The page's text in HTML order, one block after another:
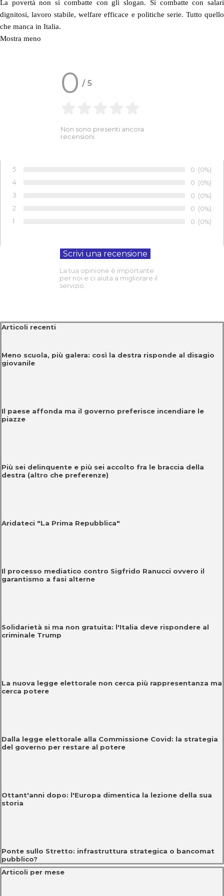
La povertà non si combatte con gli slogan. Si combatte con salari
dignitosi, lavoro stabile, welfare efficace e politiche serie. Tutto quello
che manca in Italia.
Mostra meno
0 /5
Non sono presenti ancora
recensioni.
5 Numero
0 (0%)
4 Numero
0 (0%)
3 Numero
0 (0%)
2 Numero
0 (0%)
1 Numero
0 (0%)
La tua opinione è importante
per noi e ci aiuta a migliorare il
servizio.
Salta blocco Articoli recenti
Articoli recenti
Meno scuola, più galera: così la destra risponde al disagio
giovanile
Il paese affonda ma il governo preferisce incendiare le
piazze
Più sei delinquente e più sei accolto fra le braccia della
destra (altro che preferenze)
Aridateci "La Prima Repubblica"
Il processo mediatico contro Sigfrido Ranucci ovvero il
garantismo a fasi alterne
Solidarietà si ma non gratuita: l'Italia deve rispondere al
criminale Trump
La nuova legge elettorale non cerca più rappresentanza ma
cerca potere
Dalla legge elettorale alla Commissione Covid: la strategia
del governo per restare al potere
Ottant'anni dopo: l'Europa dimentica la lezione della sua
storia
Ponte sullo Stretto: infrastruttura strategica o bancomat
pubblico?
Salta blocco Articoli per mese
Articoli per mese